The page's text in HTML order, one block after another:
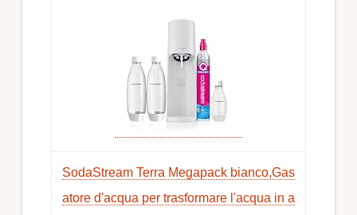
SodaStream Terra Megapack bianco,Gas
atore d'acqua per trasformare l'acqua in a